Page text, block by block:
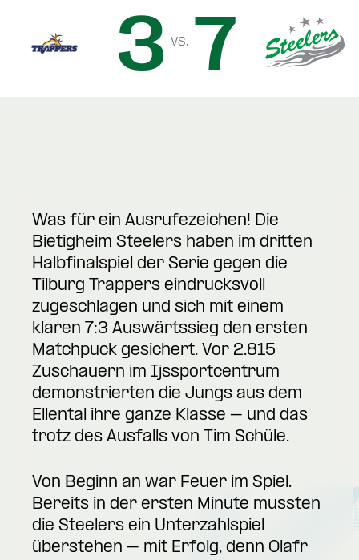
3 vs. 7
Was für ein Ausrufezeichen! Die
Bietigheim Steelers haben im dritten
Halbfinalspiel der Serie gegen die
Tilburg Trappers eindrucksvoll
zugeschlagen und sich mit einem
klaren 7:3 Auswärtssieg den ersten
Matchpuck gesichert. Vor 2.815
Zuschauern im Ijssportcentrum
demonstrierten die Jungs aus dem
Ellental ihre ganze Klasse – und das
trotz des Ausfalls von Tim Schüle.
Von Beginn an war Feuer im Spiel.
Bereits in der ersten Minute mussten
die Steelers ein Unterzahlspiel
überstehen – mit Erfolg, denn Olafr